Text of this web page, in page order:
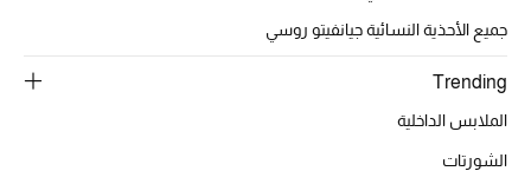
أحذية النسائية
جميع الأحذية النسائية جيانفيتو روسي
Trending
الملابس الداخلية
الشورتات